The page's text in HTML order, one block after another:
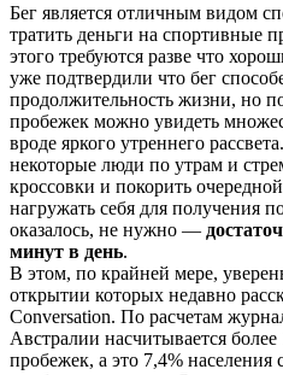
Бег является отличным видом
тратить деньги на спортивные
этого требуются разве что
уже подтвердили что бег
продолжительность жизни, но
пробежек можно увидеть
вроде яркого утреннего
некоторые люди по утрам и
кроссовки и покорить
нагружать себя для получения
оказалось, не нужно —
минут в день.
В этом, по крайней мере,
открытии которых недавно
Conversation. По расчетам
Австралии насчитывается
пробежек, а это 7,4%